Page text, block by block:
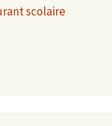
scolaire